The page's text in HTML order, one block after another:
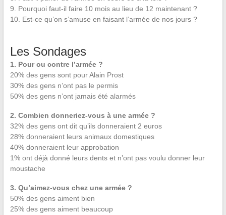
9. Pourquoi faut-il faire 10 mois au lieu de 12 maintenant ?
10. Est-ce qu’on s’amuse en faisant l’armée de nos jours ?
Les Sondages
1. Pour ou contre l’armée ?
20% des gens sont pour Alain Prost
30% des gens n’ont pas le permis
50% des gens n’ont jamais été alarmés
2. Combien donneriez-vous à une armée ?
32% des gens ont dit qu’ils donneraient 2 euros
28% donneraient leurs animaux domestiques
40% donneraient leur approbation
1% ont déjà donné leurs dents et n’ont pas voulu donner leur
moustache
3. Qu’aimez-vous chez une armée ?
50% des gens aiment bien
25% des gens aiment beaucoup